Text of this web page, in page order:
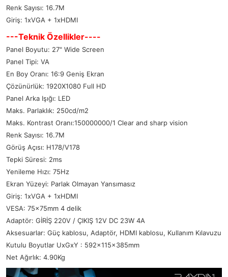
Renk Sayısı: 16.7M
Giriş: 1xVGA + 1xHDMI
---Teknik Özellikler----
Panel Boyutu: 27" Wide Screen
Panel Tipi: VA
En Boy Oranı: 16:9 Geniş Ekran
Çözünürlük: 1920X1080 Full HD
Panel Arka Işığı: LED
Maks. Parlaklık: 250cd/m2
Maks. Kontrast Oranı:150000000/1 Clear and sharp vision
Renk Sayısı: 16.7M
Görüş Açısı: H178/V178
Tepki Süresi: 2ms
Yenileme Hızı: 75Hz
Ekran Yüzeyi: Parlak Olmayan Yansımasız
Giriş: 1xVGA + 1xHDMI
VESA: 75x75mm 4 delik
Adaptör: GİRİŞ 220V / ÇIKIŞ 12V DC 23W 4A
Aksesuarlar: Güç kablosu, Adaptör, HDMI kablosu, Kullanım Kılavuzu
Kutulu Boyutlar UxGxY : 592x115x385mm
Net Ağırlık: 4.90Kg